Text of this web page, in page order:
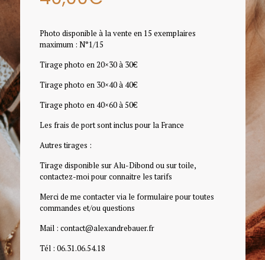
Photo disponible à la vente en 15 exemplaires
maximum : N°1/15
Tirage photo en 20×30 à 30€
Tirage photo en 30×40 à 40€
Tirage photo en 40×60 à 50€
Les frais de port sont inclus pour la France
Autres tirages :
Tirage disponible sur Alu-Dibond ou sur toile,
contactez-moi pour connaitre les tarifs
Merci de me contacter via le formulaire pour toutes
commandes et/ou questions
Mail : contact@alexandrebauer.fr
Tél : 06.31.06.54.18